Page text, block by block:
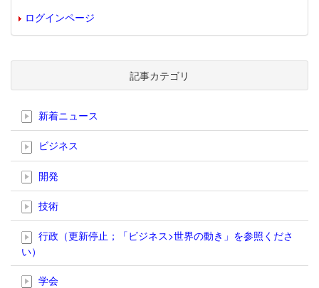
ログインページ
記事カテゴリ
新着ニュース
ビジネス
開発
技術
行政（更新停止；「ビジネス>世界の動き」を参照くださ
い）
学会